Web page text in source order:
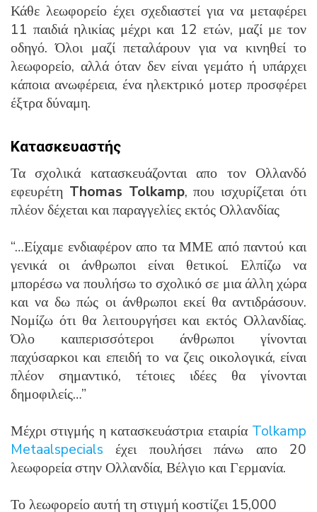
Κάθε λεωφορείο έχει σχεδιαστεί για να μεταφέρει
11 παιδιά ηλικίας μέχρι και 12 ετών, μαζί με τον
οδηγό. Όλοι μαζί πεταλάρουν για να κινηθεί το
λεωφορείο, αλλά όταν δεν είναι γεμάτο ή υπάρχει
κάποια ανωφέρεια, ένα ηλεκτρικό μοτερ προσφέρει
έξτρα δύναμη.
Κατασκευαστής
Τα σχολικά κατασκευάζονται απο τον Ολλανδό
εφευρέτη Thomas Tolkamp, που ισχυρίζεται ότι
πλέον δέχεται και παραγγελίες εκτός Ολλανδίας
“…Είχαμε ενδιαφέρον απο τα ΜΜΕ από παντού και
γενικά οι άνθρωποι είναι θετικοί. Ελπίζω να
μπορέσω να πουλήσω το σχολικό σε μια άλλη χώρα
και να δω πώς οι άνθρωποι εκεί θα αντιδράσουν.
Νομίζω ότι θα λειτουργήσει και εκτός Ολλανδίας.
Όλο καιπερισσότεροι άνθρωποι γίνονται
παχύσαρκοι και επειδή το να ζεις οικολογικά, είναι
πλέον σημαντικό, τέτοιες ιδέες θα γίνονται
δημοφιλείς…”
Μέχρι στιγμής η κατασκευάστρια εταιρία Tolkamp
Metaalspecials έχει πουλήσει πάνω απο 20
λεωφορεία στην Ολλανδία, Βέλγιο και Γερμανία.
Το λεωφορείο αυτή τη στιγμή κοστίζει 15,000